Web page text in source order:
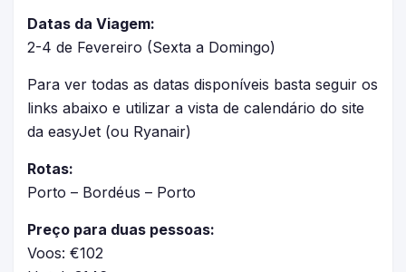
Datas da Viagem:
2-4 de Fevereiro (Sexta a Domingo)
Para ver todas as datas disponíveis basta seguir os
links abaixo e utilizar a vista de calendário do site
da easyJet (ou Ryanair)
Rotas:
Porto – Bordéus – Porto
Preço para duas pessoas:
Voos: €102